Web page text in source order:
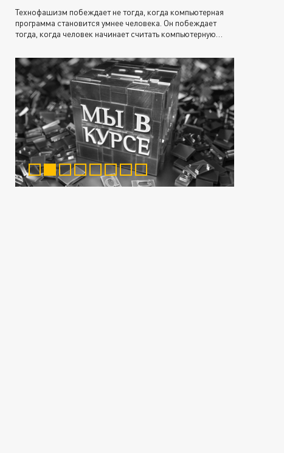
Технофашизм побеждает не тогда, когда компьютерная
программа становится умнее человека. Он побеждает
тогда, когда человек начинает считать компьютерную